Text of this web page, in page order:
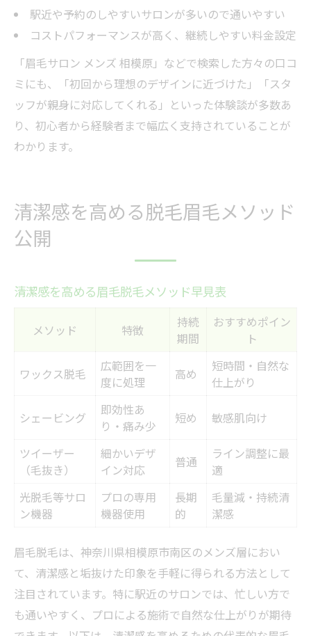
駅近や予約のしやすいサロンが多いので通いやすい
コストパフォーマンスが高く、継続しやすい料金設定
「眉毛サロン メンズ 相模原」などで検索した方々の口コ
ミにも、「初回から理想のデザインに近づけた」「スタ
ッフが親身に対応してくれる」といった体験談が多数あ
り、初心者から経験者まで幅広く支持されていることが
わかります。
清潔感を高める脱毛眉毛メソッド
公開
清潔感を高める眉毛脱毛メソッド早見表
メソッド 特徴
持続
期間
おすすめポイン
ト
ワックス脱毛
広範囲を一
度に処理
高め
短時間・自然な
仕上がり
シェービング
即効性あ
り・痛み少
短め 敏感肌向け
ツイーザー
（毛抜き）
細かいデザ
イン対応
普通
ライン調整に最
適
光脱毛等サロ
ン機器
プロの専用
機器使用
長期
的
毛量減・持続清
潔感
眉毛脱毛は、神奈川県相模原市南区のメンズ層におい
て、清潔感と垢抜けた印象を手軽に得られる方法として
注目されています。特に駅近のサロンでは、忙しい方で
も通いやすく、プロによる施術で自然な仕上がりが期待